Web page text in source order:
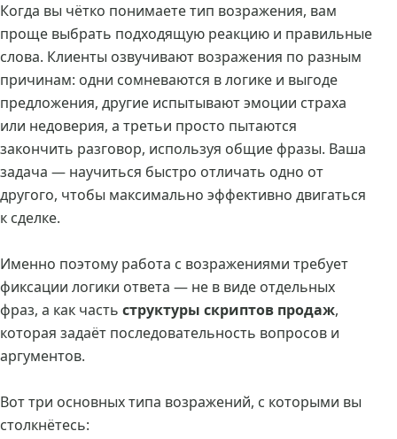
Когда вы чётко понимаете тип возражения, вам
проще выбрать подходящую реакцию и правильные
слова. Клиенты озвучивают возражения по разным
причинам: одни сомневаются в логике и выгоде
предложения, другие испытывают эмоции страха
или недоверия, а третьи просто пытаются
закончить разговор, используя общие фразы. Ваша
задача — научиться быстро отличать одно от
другого, чтобы максимально эффективно двигаться
к сделке.
Именно поэтому работа с возражениями требует
фиксации логики ответа — не в виде отдельных
фраз, а как часть структуры скриптов продаж,
которая задаёт последовательность вопросов и
аргументов.
Вот три основных типа возражений, с которыми вы
столкнётесь: